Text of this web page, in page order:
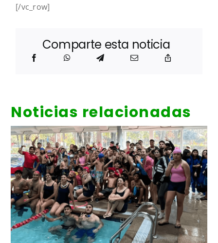
[/vc_row]
Comparte esta noticia
Noticias relacionadas